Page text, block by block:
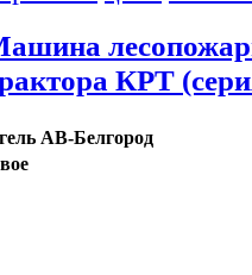
КРТ
АВ-Белгород